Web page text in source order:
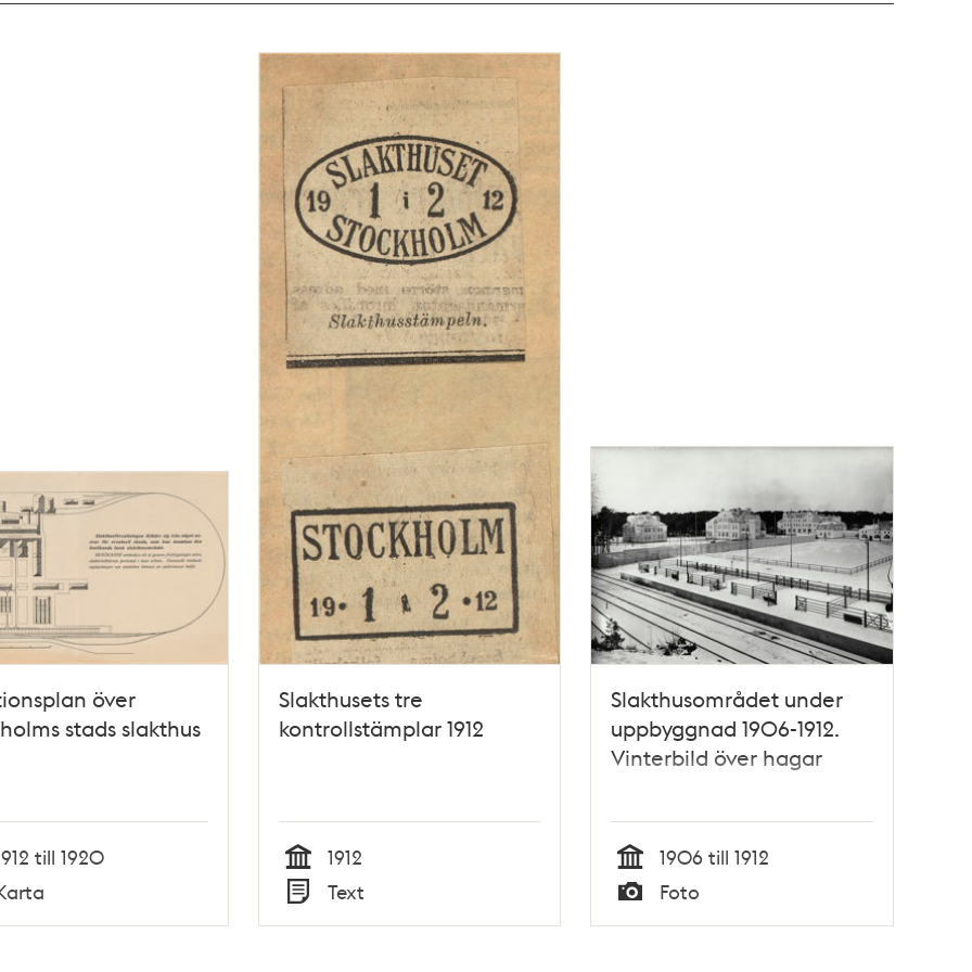
över
stads slakthus
till 1920
Slakthusets tre
kontrollstämplar 1912
Tid
1912
Typ
Text
Slakthusområdet under
uppbyggnad 1906-1912.
Vinterbild över hagar
Tid
1906 till 1912
Typ
Foto